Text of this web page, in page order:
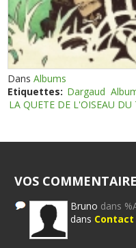
DansAlbums
Etiquettes: Dargaud
LA QUETE DE L'OISEAU
VOS
Bruno dans
dans Contact